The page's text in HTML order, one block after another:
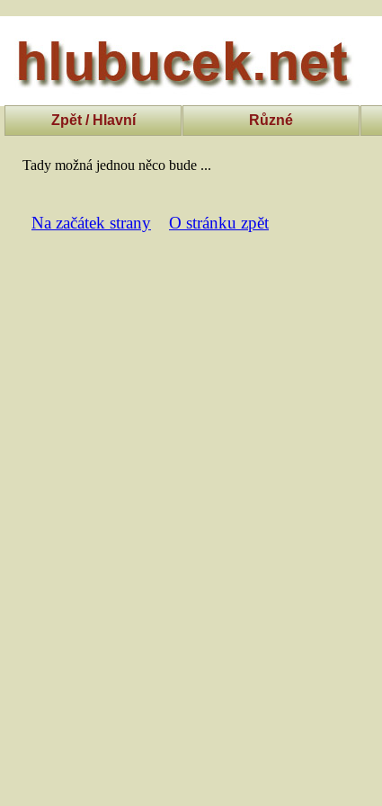
Zpět / Hlavní Různé
Tady možná jednou něco bude ...
Na začátek strany O stránku zpět